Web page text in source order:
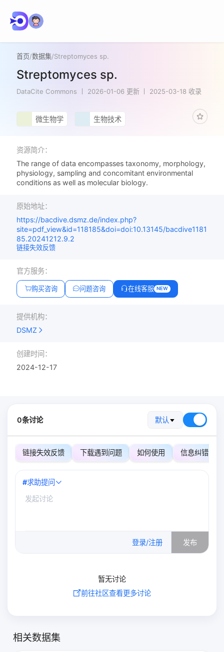
首页/数据集/Streptomyces sp.
Streptomyces sp.
DataCite Commons 2026-01-06 更新 2025-03-18 收录
微生物学 生物技术
资源简介：
The range of data encompasses taxonomy, morphology,
physiology, sampling and concomitant environmental
conditions as well as molecular biology.
原始地址：
https://bacdive.dsmz.de/index.php?
site=pdf_view&id=118185&doi=doi:10.13145/bacdive1181
85.20241212.9.2
链接失效反馈
官方服务：
购买咨询 问题咨询 在线客服 NEW
提供机构：
DSMZ
创建时间：
2024-12-17
0条讨论 默认
链接失效反馈 下载遇到问题 如何使用 信息纠错
#求助提问
登录/注册 发布
暂无讨论
前往社区查看更多讨论
相关数据集